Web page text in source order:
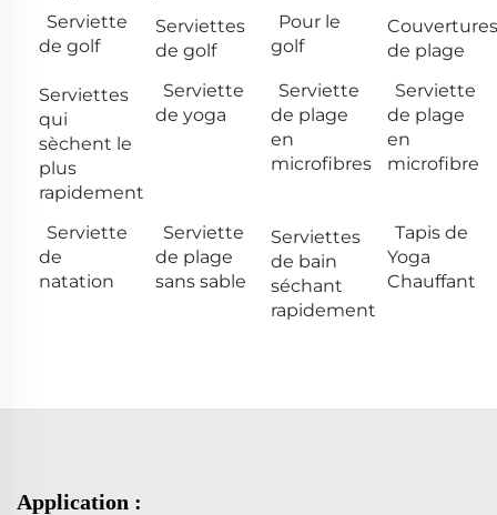
Serviette
de golf
Serviettes
de golf
Pour le
golf
Couvertures
de plage
Serviettes
qui
sèchent le
plus
rapidement
Serviette
de yoga
Serviette
de plage
en
microfibres
Serviette
de plage
en
microfibre
Serviette
de
natation
Serviette
de plage
sans sable
Serviettes
de bain
séchant
rapidement
Tapis de
Yoga
Chauffant
Application :